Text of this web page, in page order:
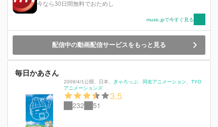
今なら30日間無料でおためし
music.jpで今すぐ見る
配信中の動画配信サービスをもっと見る
毎日かあさん
2009/4/1公開 日本 ぎゃろっぷ 同友アニメーション
TYO
アニメーションズ
3.5
232 51